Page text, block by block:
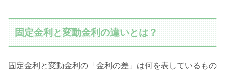
固定金利と変動金利の違いとは？
固定金利と変動金利の「金利の差」は何を表しているもの